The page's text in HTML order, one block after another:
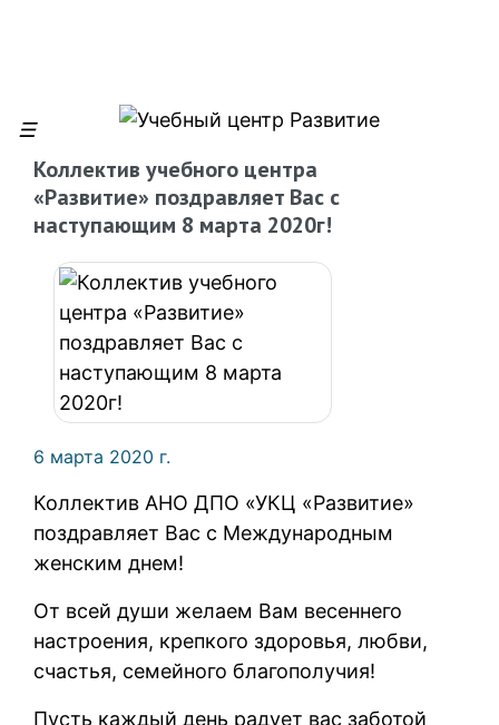
Коллектив учебного центра
«Развитие» поздравляет Вас с
наступающим 8 марта 2020г!
6 марта 2020 г.
Коллектив АНО ДПО «УКЦ «Развитие»
поздравляет Вас с Международным
женским днем!
От всей души желаем Вам весеннего
настроения, крепкого здоровья, любви,
счастья, семейного благополучия!
Пусть каждый день радует вас заботой